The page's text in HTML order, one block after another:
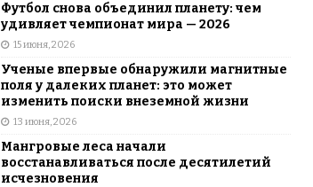
Футбол снова объединил планету: чем
удивляет чемпионат мира — 2026
15 июня, 2026
Ученые впервые обнаружили магнитные
поля у далеких планет: это может
изменить поиски внеземной жизни
13 июня, 2026
Мангровые леса начали
восстанавливаться после десятилетий
исчезновения